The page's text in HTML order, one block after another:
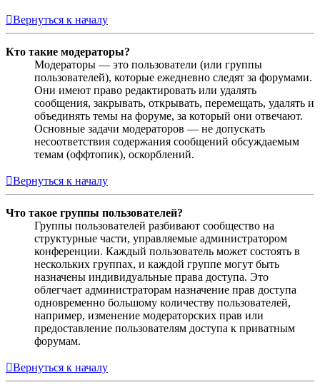
Вернуться к началу
Кто такие модераторы?
Модераторы — это пользователи (или группы
пользователей), которые ежедневно следят за форумами.
Они имеют право редактировать или удалять
сообщения, закрывать, открывать, перемещать, удалять и
объединять темы на форуме, за который они отвечают.
Основные задачи модераторов — не допускать
несоответствия содержания сообщений обсуждаемым
темам (оффтопик), оскорблений.
Вернуться к началу
Что такое группы пользователей?
Группы пользователей разбивают сообщество на
структурные части, управляемые администратором
конференции. Каждый пользователь может состоять в
нескольких группах, и каждой группе могут быть
назначены индивидуальные права доступа. Это
облегчает администраторам назначение прав доступа
одновременно большому количеству пользователей,
например, изменение модераторских прав или
предоставление пользователям доступа к приватным
форумам.
Вернуться к началу